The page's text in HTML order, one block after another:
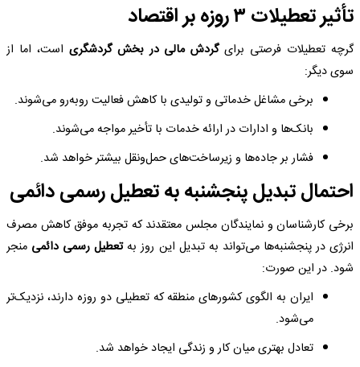
تأثیر تعطیلات ۳ روزه بر اقتصاد
گرچه تعطیلات فرصتی برایگردش مالی در بخش گردشگری است، اما از
سوی دیگر:
برخی مشاغل خدماتی و تولیدی با کاهش فعالیت روبه‌رو می‌شوند.
بانک‌ها و ادارات در ارائه خدمات با تأخیر مواجه می‌شوند.
فشار بر جاده‌ها و زیرساخت‌های حمل‌ونقل بیشتر خواهد شد.
احتمال تبدیل پنجشنبه به تعطیل رسمی دائمی
برخی کارشناسان و نمایندگان مجلس معتقدند که تجربه موفق کاهش مصرف
انرژی در پنجشنبه‌ها می‌تواند به تبدیل این روز بهتعطیل رسمی دائمی منجر
شود. در این صورت:
ایران به الگوی کشورهای منطقه که تعطیلی دو روزه دارند، نزدیک‌تر
می‌شود.
تعادل بهتری میان کار و زندگی ایجاد خواهد شد.